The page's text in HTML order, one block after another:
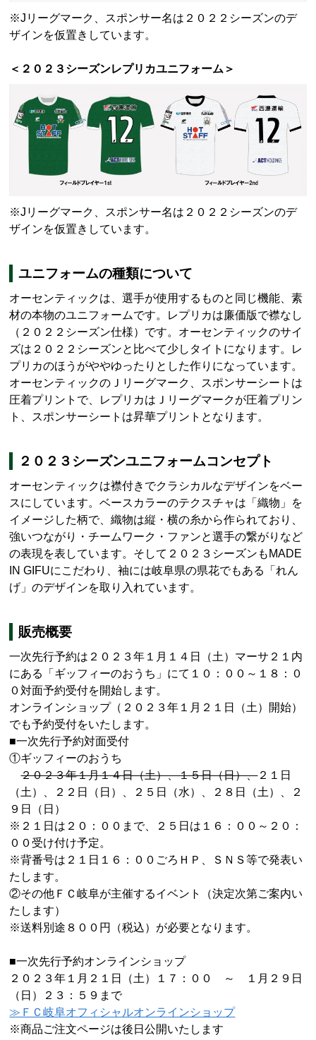
※J リーグマーク、スポンサー名は２０２２シーズンのデ
ザインを仮置きしています。
＜２０２３シーズンレプリカユニフォーム＞
※J リーグマーク、スポンサー名は２０２２シーズンのデ
ザインを仮置きしています。
ユニフォームの種類について
オーセンティックは、選手が使用するものと同じ機能、素
材の本物のユニフォームです。レプリカは廉価版で襟なし
（２０２２シーズン仕様）です。オーセンティックのサイ
ズは２０２２シーズンと比べて少しタイトになります。レ
プリカのほうがややゆったりとした作りになっています。
オーセンティックのＪリーグマーク、スポンサーシートは
圧着プリントで、レプリカはＪリーグマークが圧着プリン
ト、スポンサーシートは昇華プリントとなります。
２０２３シーズンユニフォームコンセプト
オーセンティックは襟付きでクラシカルなデザインをベー
スにしています。ベースカラーのテクスチャは「織物」を
イメージした柄で、織物は縦・横の糸から作られており、
強いつながり・チームワーク・ファンと選手の繋がりなど
の表現を表しています。そして２０２３シーズンも MADE
IN GIFUにこだわり、袖には岐阜県の県花でもある「れん
げ」のデザインを取り入れています。
販売概要
一次先行予約は２０２３年１月１４日（土）マーサ２１内
にある「ギッフィーのおうち」にて１０：００～１８：０
０対面予約受付を開始します。
オンラインショップ（２０２３年１月２１日（土）開始）
でも予約受付をいたします。
■一次先行予約対面受付
①ギッフィーのおうち
２０２３年１月１４日（土）、１５日（日）、２１日
（土）、２２日（日）、２５日（水）、２８日（土）、２
９日（日）
※２１日は２０：００まで、２５日は１６：００～２０：
００受け付け予定。
※背番号は２１日１６：００ごろＨＰ、ＳＮＳ等で発表い
たします。
②その他ＦＣ岐阜が主催するイベント（決定次第ご案内い
たします）
※送料別途８００円（税込）が必要となります。
■一次先行予約オンラインショップ
２０２３年１月２１日（土）１７：００ ～ １月２９日
（日）２３：５９まで
≫ＦＣ岐阜オフィシャルオンラインショップ
※商品ご注文ページは後日公開いたします